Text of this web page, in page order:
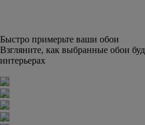
Быстро примерьте ваши обои
Взгляните, как выбранные обои
интерьерах